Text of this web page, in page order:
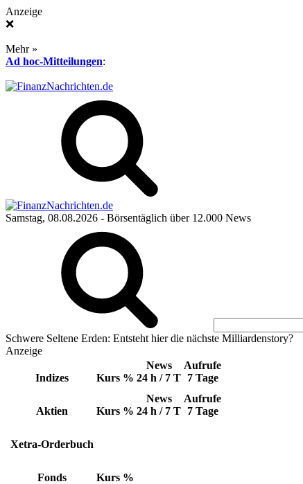
Anzeige
❌
Mehr »
Ad hoc-Mitteilungen:
Samstag, 08.08.2026 - Börsentäglich über 12.000 News
Schwere Seltene Erden: Entsteht hier die nächste Milliardenstory?
Anzeige
Indizes Kurs %
News
24 h / 7 T
Aufrufe
7 Tage
Aktien Kurs %
News
24 h / 7 T
Aufrufe
7 Tage
Xetra-Orderbuch
Fonds Kurs %